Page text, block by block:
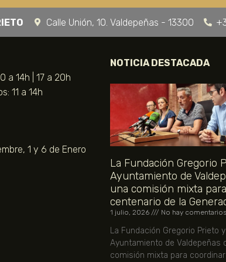
Calle Unión, 10. Valdepeñas - 13300
a 14h | 17 a 20h
11 a 14h
1 y 6 de Enero
NOTICIA DESTACADA
La Fundación Gregorio
Ayuntamiento de
una comisión mixta
centenario de la
1 julio, 2026 No hay comentarios
La Fundación Gregorio Prieto y
Ayuntamiento de Valdepeñas
comisión mixta para